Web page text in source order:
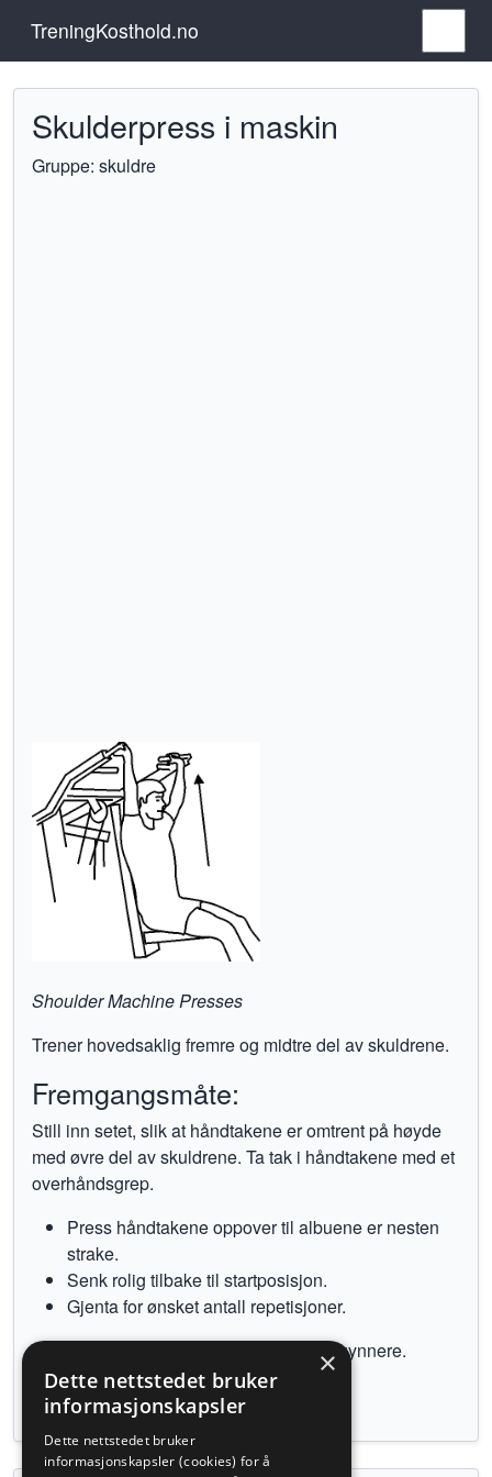
TreningKosthold.no
Skulderpress i maskin
Gruppe: skuldre
Shoulder Machine Presses
Trener hovedsaklig fremre og midtre del av skuldrene.
Fremgangsmåte:
Still inn setet, slik at håndtakene er omtrent på høyde
med øvre del av skuldrene. Ta tak i håndtakene med et
overhåndsgrep.
Press håndtakene oppover til albuene er nesten
strake.
Senk rolig tilbake til startposisjon.
Gjenta for ønsket antall repetisjoner.
Denne øvelsen egner seg godt for nybegynnere.
Tilbake til øvelser
×
Dette nettstedet bruker
informasjonskapsler
Dette nettstedet bruker
informasjonskapsler (cookies) for å